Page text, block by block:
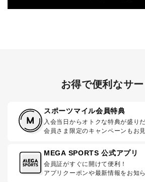
お得で便利なサ
スポーツマイル会員特典
入会当日からオトクな特典が盛り
会員さま限定のキャンペーンもお
MEGA SPORTS 公式アプリ
会員証がすぐに開けて便利！
アプリクーポンや最新情報をお知